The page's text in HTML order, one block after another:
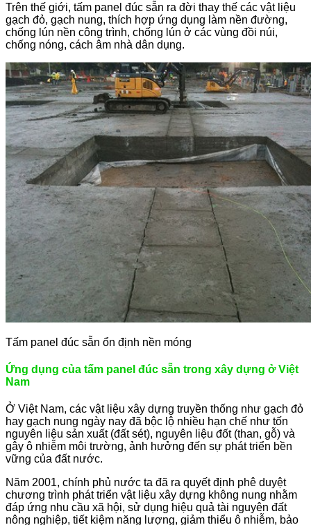
Trên thế giới, tấm panel đúc sẵn ra đời thay thế các vật liệu
gạch đỏ, gạch nung, thích hợp ứng dụng làm nền đường,
chống lún nền công trình, chống lún ở các vùng đồi núi,
chống nóng, cách âm nhà dân dụng.
Tấm panel đúc sẵn ổn định nền móng
Ứng dụng của tấm panel đúc sẵn trong xây dựng ở Việt
Nam
Ở Việt Nam, các vật liệu xây dựng truyền thống như gạch đỏ
hay gạch nung ngày nay đã bộc lộ nhiều hạn chế như tốn
nguyên liệu sản xuất (đất sét), nguyên liệu đốt (than, gỗ) và
gây ô nhiễm môi trường, ảnh hưởng đến sự phát triển bền
vững của đất nước.
Năm 2001, chính phủ nước ta đã ra quyết định phê duyệt
chương trình phát triển vật liệu xây dựng không nung nhằm
đáp ứng nhu cầu xã hội, sử dụng hiệu quả tài nguyên đất
nông nghiệp, tiết kiệm năng lượng, giảm thiểu ô nhiễm, bảo